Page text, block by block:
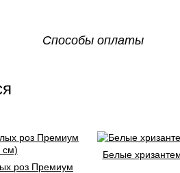
Способы оплаты
роз Премиум
Белые